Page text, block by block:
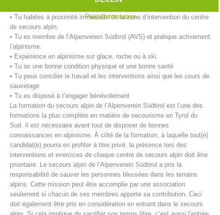
Centres de secours
• Tu habites à proximité immédiate de la zone d’intervention du centre
de secours alpin.
• Tu es membre de l’Alpenverein Südtirol (AVS) et pratique activement
l’alpinisme.
• Expérience en alpinisme sur glace, roche ou à ski.
• Tu as une bonne condition physique et une bonne santé
• Tu peux concilier le travail et les interventions ainsi que les cours de
sauvetage
• Tu es disposé à t’engager bénévolement
La formation du secours alpin de l’Alpenverein Südtirol est l’une des
formations la plus complète en matière de secourisme en Tyrol du
Sud. Il est nécessaire avant tout de disposer de bonnes
connaissances en alpinisme. À côté de la formation, à laquelle tout(e)
candidat(e) pourra en profiter à titre privé, la présence lors des
interventions et exercices de chaque centre de secours alpin doit être
prioritaire. Le secours alpin de l’Alpenverein Südtirol a pris la
responsabilité de sauver les personnes blessées dans les terrains
alpins. Cette mission peut être accomplie par une association
seulement si chacun de ses membres apporte sa contribution. Ceci
doit également être pris en considération en entrant dans le secours
Plus d'information